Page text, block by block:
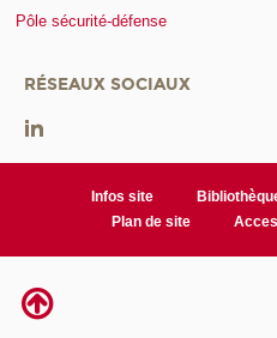
Pôle sécurité-défense
RÉSEAUX SOCIAUX
Infos site
Plan de site